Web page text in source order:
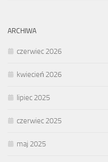
ARCHIWA
czerwiec 2026
kwiecień 2026
lipiec 2025
czerwiec 2025
maj 2025